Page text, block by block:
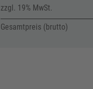
zzgl. 19% MwSt.
Gesamtpreis (brutto)